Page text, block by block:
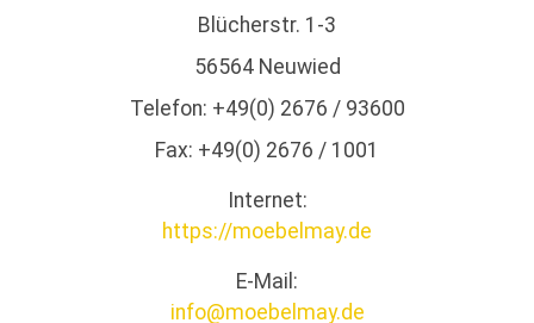
Blücherstr. 1-3
56564 Neuwied
Telefon: +49(0) 2676 / 93600
Fax: +49(0) 2676 / 1001
Internet:
https://moebelmay.de
E-Mail:
info@moebelmay.de